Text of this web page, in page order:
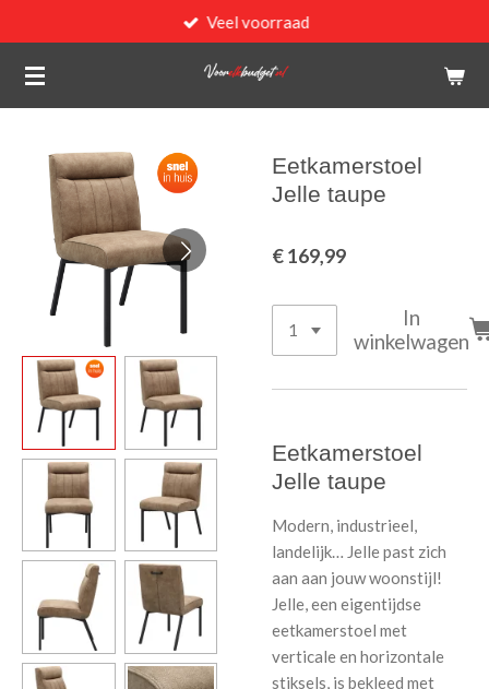
direct
naar
Veel voorraad
Eetkamerstoel
Jelle taupe
€ 169,99
In
winkelwagen
Eetkamerstoel
Jelle taupe
Modern, industrieel,
landelijk… Jelle past zich
aan aan jouw woonstijl!
Jelle, een eigentijdse
eetkamerstoel met
verticale en horizontale
stiksels, is bekleed met